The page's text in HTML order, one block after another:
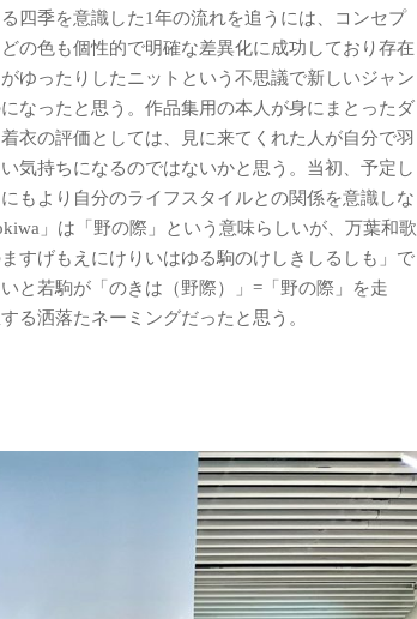
四季を意識した1年の流れを追うには、コンセプ
の色も個性的で明確な差異化に成功しており存在
ゆったりしたニットという不思議で新しいジャン
なったと思う。作品集用の本人が身にまとったダ
衣の評価としては、見に来てくれた人が自分で羽
気持ちになるのではないかと思う。当初、予定し
もより自分のライフスタイルとの関係を意識しな
」は「野の際」という意味らしいが、万葉和歌
すげもえにけりいはゆる駒のけしきしるしも」で
と若駒が「のきは（野際）」=「野の際」を走
る洒落たネーミングだったと思う。